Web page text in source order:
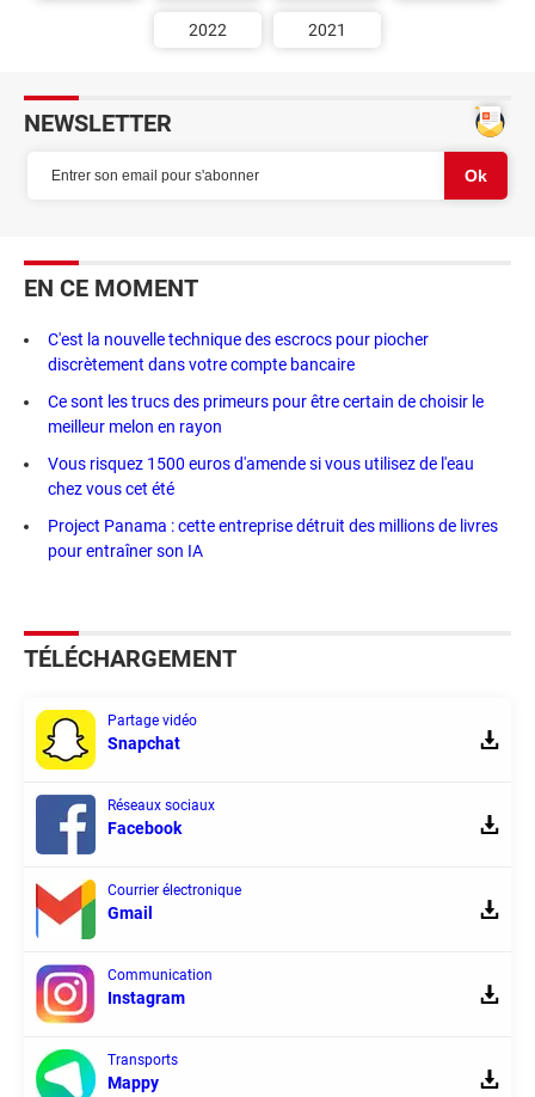
2022 2021
NEWSLETTER
EN CE MOMENT
C'est la nouvelle technique des escrocs pour piocher
discrètement dans votre compte bancaire
Ce sont les trucs des primeurs pour être certain de choisir le
meilleur melon en rayon
Vous risquez 1500 euros d'amende si vous utilisez de l'eau
chez vous cet été
Project Panama : cette entreprise détruit des millions de livres
pour entraîner son IA
TÉLÉCHARGEMENT
Partage vidéo
Snapchat
Réseaux sociaux
Facebook
Courrier électronique
Gmail
Communication
Instagram
Transports
Mappy